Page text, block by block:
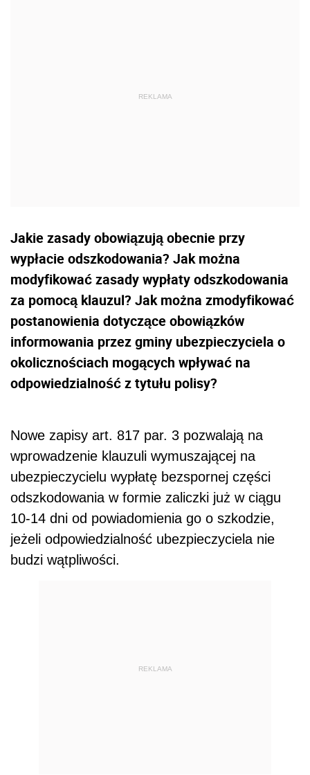
Jakie zasady obowiązują obecnie przy
wypłacie odszkodowania? Jak można
modyfikować zasady wypłaty odszkodowania
za pomocą klauzul? Jak można zmodyfikować
postanowienia dotyczące obowiązków
informowania przez gminy ubezpieczyciela o
okolicznościach mogących wpływać na
odpowiedzialność z tytułu polisy?
Nowe zapisy art. 817 par. 3 pozwalają na
wprowadzenie klauzuli wymuszającej na
ubezpieczycielu wypłatę bezspornej części
odszkodowania w formie zaliczki już w ciągu
10-14 dni od powiadomienia go o szkodzie,
jeżeli odpowiedzialność ubezpieczyciela nie
budzi wątpliwości.
REKLAMA